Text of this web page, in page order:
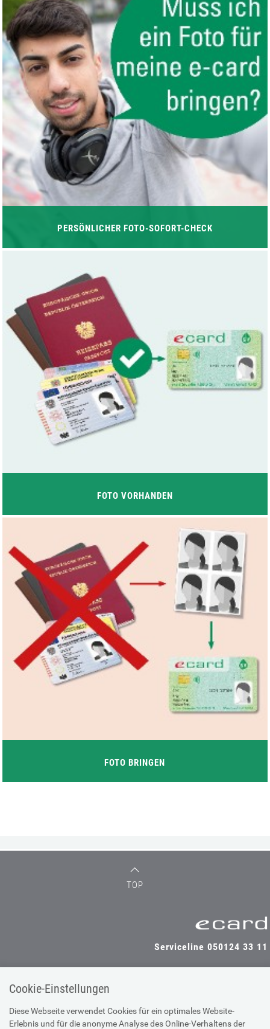
Cookie-Einstellungen
Diese Webseite verwendet Cookies für ein optimales Website-
Erlebnis und für die anonyme Analyse des Online-Verhaltens der
PERSÖNLICHER FOTO-SOFORT-CHECK
FOTO VORHANDEN
FOTO BRINGEN
TOP
Serviceline 050124 33 11